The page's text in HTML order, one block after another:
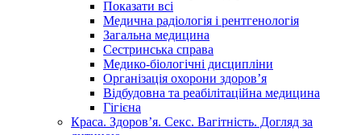
Показати всі
Медична радіологія і рентгенологія
Загальна медицина
Сестринська справа
Медико-біологічні дисципліни
Організація охорони здоров’я
Відбудовна та реабілітаційна медицина
Гігієна
Краса. Здоров’я. Секс. Вагітність. Догляд за